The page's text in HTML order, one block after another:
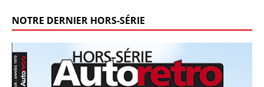
NOTRE DERNIER HORS-SÉRIE